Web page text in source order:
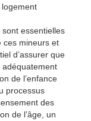
essentielles
ces mineurs et
d’assurer que
adéquatement
de l’enfance
processus
des
de l’âge, un